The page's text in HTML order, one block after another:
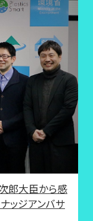
郎大臣から感
ッジアンバサ